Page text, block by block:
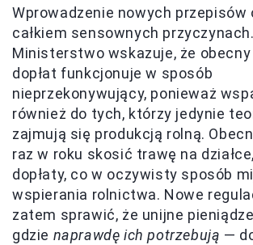
Wprowadzenie nowych przepisów
całkiem sensownych przyczynach.
Ministerstwo wskazuje, że
dopłat funkcjonuje w sposób
nieprzekonywujący, ponieważ
również do tych, którzy jedynie
zajmują się produkcją rolną.
raz w roku skosić trawę na
dopłaty, co w oczywisty sposób
wspierania rolnictwa. Nowe
zatem sprawić, że unijne
gdzie naprawdę ich potrzebują —